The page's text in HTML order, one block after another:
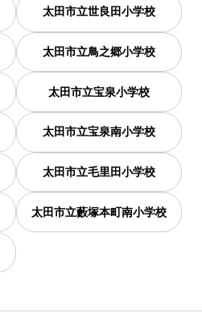
太田市立世良田小学校
太田市立鳥之郷小学校
太田市立宝泉小学校
太田市立宝泉南小学校
太田市立毛里田小学校
太田市立藪塚本町南小学校